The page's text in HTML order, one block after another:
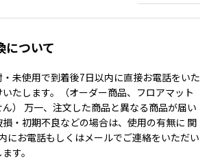
について
未使用で到着後7日以内に直接お電話をいた
たします。（オーダー商品、フロアマット
） 万一、注文した商品と異なる商品が届い
・初期不良などの場合は、使用の有無に 関
にお電話もしくはメールでご連絡をいただい
す。